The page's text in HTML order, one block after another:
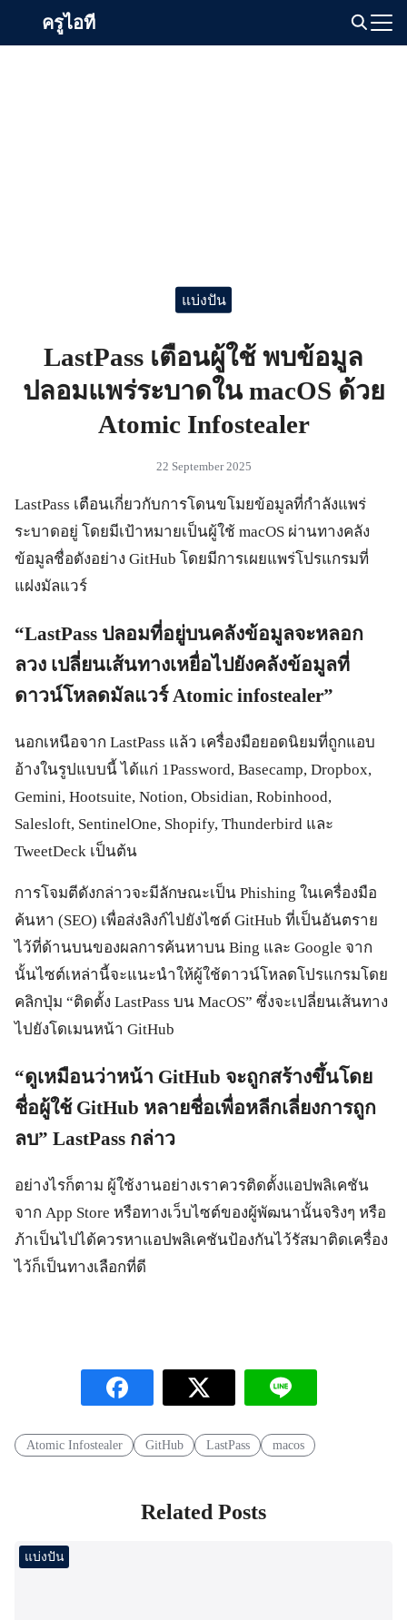
ครูไอที
แบ่งปัน
LastPass เตือนผู้ใช้ พบข้อมูล
ปลอมแพร่ระบาดใน macOS ด้วย
Atomic Infostealer
22 September 2025
LastPass เตือนเกี่ยวกับการโดนขโมยข้อมูลที่กำลังแพร่
ระบาดอยู่ โดยมีเป้าหมายเป็นผู้ใช้ macOS ผ่านทางคลัง
ข้อมูลชื่อดังอย่าง GitHub โดยมีการเผยแพร่โปรแกรมที่
แฝงมัลแวร์
“LastPass ปลอมที่อยู่บนคลังข้อมูลจะหลอก
ลวง เปลี่ยนเส้นทางเหยื่อไปยังคลังข้อมูลที่
ดาวน์โหลดมัลแวร์ Atomic infostealer”
นอกเหนือจาก LastPass แล้ว เครื่องมือยอดนิยมที่ถูกแอบ
อ้างในรูปแบบนี้ ได้แก่ 1Password, Basecamp, Dropbox,
Gemini, Hootsuite, Notion, Obsidian, Robinhood,
Salesloft, SentinelOne, Shopify, Thunderbird และ
TweetDeck เป็นต้น
การโจมตีดังกล่าวจะมีลักษณะเป็น Phishing ในเครื่องมือ
ค้นหา (SEO) เพื่อส่งลิงก์ไปยังไซต์ GitHub ที่เป็นอันตราย
ไว้ที่ด้านบนของผลการค้นหาบน Bing และ Google จาก
นั้นไซต์เหล่านี้จะแนะนำให้ผู้ใช้ดาวน์โหลดโปรแกรมโดย
คลิกปุ่ม “ติดตั้ง LastPass บน MacOS” ซึ่งจะเปลี่ยนเส้นทาง
ไปยังโดเมนหน้า GitHub
“ดูเหมือนว่าหน้า GitHub จะถูกสร้างขึ้นโดย
ชื่อผู้ใช้ GitHub หลายชื่อเพื่อหลีกเลี่ยงการถูก
ลบ” LastPass กล่าว
อย่างไรก็ตาม ผู้ใช้งานอย่างเราควรติดตั้งแอปพลิเคชัน
จาก App Store หรือทางเว็บไซต์ของผู้พัฒนานั้นจริงๆ หรือ
ภ้าเป็นไปได้ควรหาแอปพลิเคชันป้องกันไว้รัสมาติดเครื่อง
ไว้ก็เป็นทางเลือกที่ดี
Atomic Infostealer GitHub LastPass macos
Related Posts
แบ่งปัน